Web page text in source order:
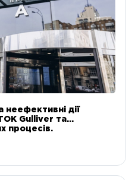
неефективні дії
Gulliver та
процесів.